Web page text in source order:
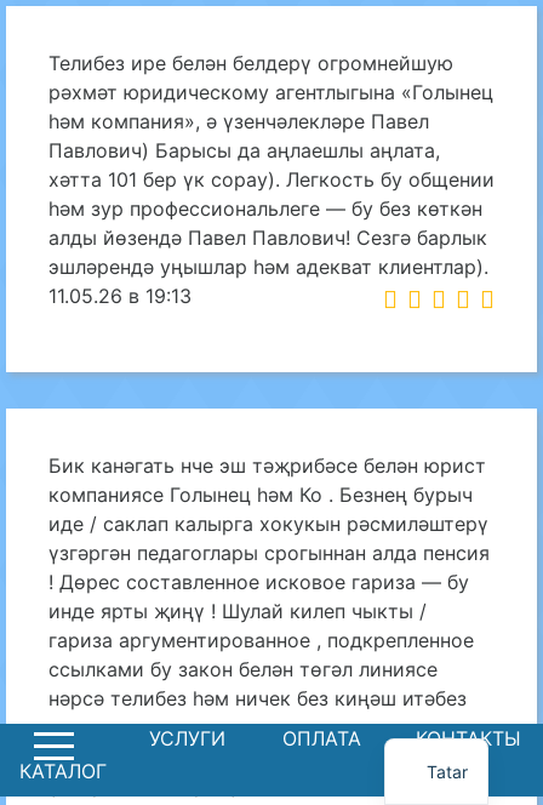
Телибез ире белән белдерү огромнейшую
рәхмәт юридическому агентлыгына «Голынец
һәм компания», ә үзенчәлекләре Павел
Павлович) Барысы да аңлаешлы аңлата,
хәтта 101 бер үк сорау). Легкость бу общении
һәм зур профессиональлеге — бу без көткән
алды йөзендә Павел Павлович! Сезгә барлык
эшләрендә уңышлар һәм адекват клиентлар).
11.05.26 в 19:13
Бик канәгать нче эш тәҗрибәсе белән юрист
компаниясе Голынец һәм Ко . Безнең бурыч
иде / саклап калырга хокукын рәсмиләштерү
үзгәргән педагоглары срогыннан алда пенсия
! Дөрес составленное исковое гариза — бу
инде ярты җиңү ! Шулай килеп чыкты /
гариза аргументированное , подкрепленное
ссылками бу закон белән төгәл линиясе
нәрсә телибез һәм ничек без киңәш итәбез
конституция суды рәсмиләштерергә запрос
буенча безнең мәсьәләсе ! Искиткеч
үткәрелгән әзерләү һәм нәтиҗәсе буларак
УСЛУГИ ОПЛАТА КОНТАКТЫ
Tatar